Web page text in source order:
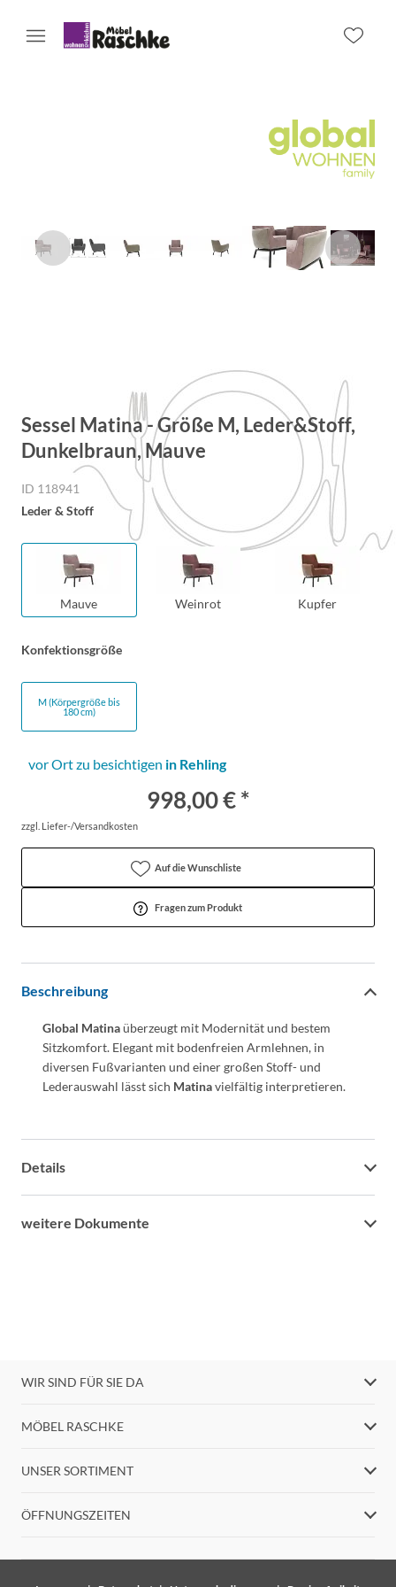
Sessel Matina - Größe M, Leder&Stoff,
Dunkelbraun, Mauve
ID 118941
Leder & Stoff
Mauve Weinrot Kupfer
Konfektionsgröße
M (Körpergröße bis
180 cm)
vor Ort zu besichtigen in Rehling
998,00 € *
zzgl. Liefer-/Versandkosten
Auf die Wunschliste
Fragen zum Produkt
Beschreibung
Global Matinaüberzeugt mit Modernität und bestem
Sitzkomfort. Elegant mit bodenfreien Armlehnen, in
diversen Fußvarianten und einer großen Stoff- und
Lederauswahl lässt sich Matinavielfältig interpretieren.
Details
weitere Dokumente
WIR SIND FÜR SIE DA
MÖBEL RASCHKE
UNSER SORTIMENT
ÖFFNUNGSZEITEN